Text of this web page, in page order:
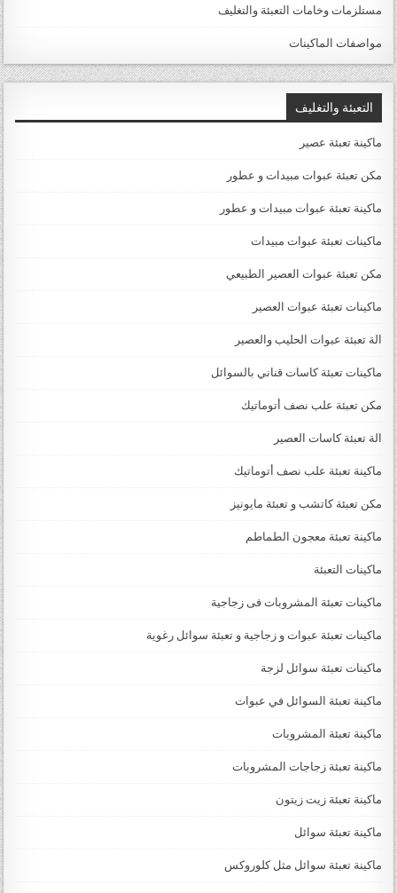
مستلزمات وخامات التعبئة والتغليف
مواصفات الماكينات
التعبئة والتغليف
ماكينة تعبئة عصير
مكن تعبئة عبوات مبيدات و عطور
ماكينة تعبئة عبوات مبيدات و عطور
ماكينات تعبئة عبوات مبيدات
مكن تعبئة عبوات العصير الطبيعي
ماكينات تعبئة عبوات العصير
الة تعبئة عبوات الحليب والعصير
ماكينات تعبئة كاسات قناني بالسوائل
مكن تعبئة علب نصف أتوماتيك
الة تعبئة كاسات العصير
ماكينة تعبئة علب نصف أتوماتيك
مكن تعبئة كاتشب و تعبئة مايونيز
ماكينة تعبئة معجون الطماطم
ماكينات التعبئة
ماكينات تعبئة المشروبات فى زجاجية
ماكينات تعبئة عبوات و زجاجية و تعبئة سوائل رغوية
ماكينات تعبئة سوائل لزجة
‏‏‏ماكينة تعبئة السوائل في عبوات
ماكينة تعبئة المشروبات
ماكينة تعبئة زجاجات المشروبات
ماكينة تعبئة زيت زيتون
ماكينة تعبئة سوائل
ماكينة تعبئة سوائل مثل كلوروكس